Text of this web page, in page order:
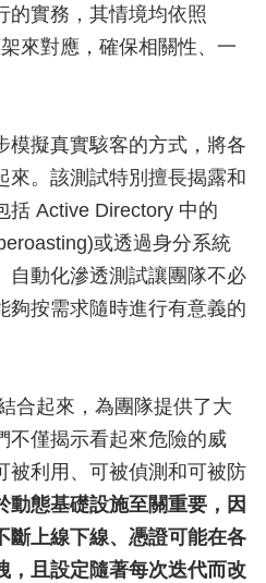
的實務，其情境均依照
來對應，確保相關性、一
模擬真實駭客的方式，將各
來。該測試特別擅長揭露和
括 Active Directory 中的
或透過身分系統
自動化滲透測試讓團隊不必
夠按需求隨時進行有意義的
合起來，為團隊提供了大
不僅揭示看起來危險的威
被利用、可被偵測和可被防
動態基礎設施至關重要，因
斷上線下線、憑證可能在各
，且設定隨著每次迭代而改